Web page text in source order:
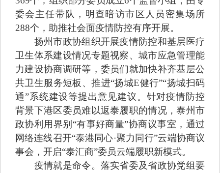
委会主任带队，明查暗访市区人员密集场所
288个，助推社会面疫情防控有序开展。
扬州市政协组织开展疫情防控和基层医疗
卫生体系建设情况专题视察、城市应急管理能
力建设协商调研等，委员们就加快补齐基层公
共卫生服务短板、推进“扬城E健行”“扬城扫码
通”系统建设等提出意见建议。针对疫情防控
背景下港区委员难以返泰履职的情况，泰州市
政协利用界别“有事好商量”协商议事室，通过
网络连线召开“泰港同心·聚力同行”云端协商议
事会，开启“泰汇商”委员云端履职新模式。
疫情就是命令。落实省委及省政协党组要